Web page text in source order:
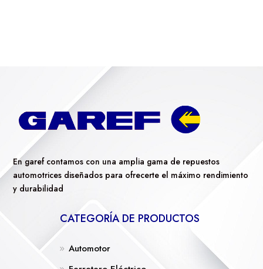
En garef contamos con una amplia gama de repuestos
automotrices diseñados para ofrecerte el máximo rendimiento
y durabilidad
CATEGORÍA DE PRODUCTOS
Automotor